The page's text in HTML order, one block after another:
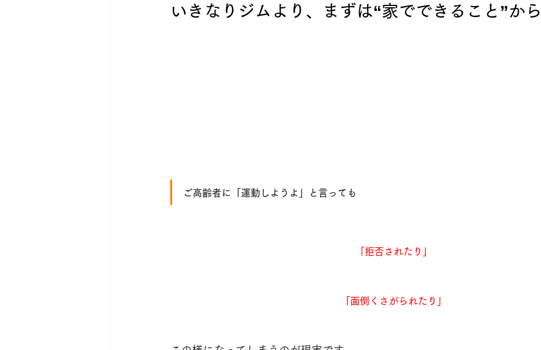
いきなりジムより、まずは“家でできること”か
ご高齢者に「運動しようよ」と言っても
「拒否されたり」
「面倒くさがられたり」